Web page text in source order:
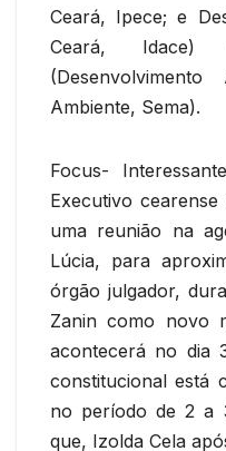
Ceará, Ipece; e
Ceará, Idace)
Ambiente, Sema).
Focus-
Executivo
uma reunião na
Lúcia, para
órgão julgador,
Zanin como novo
acontecerá no dia
constitucional está
no período de 2 a
que, Izolda Cela